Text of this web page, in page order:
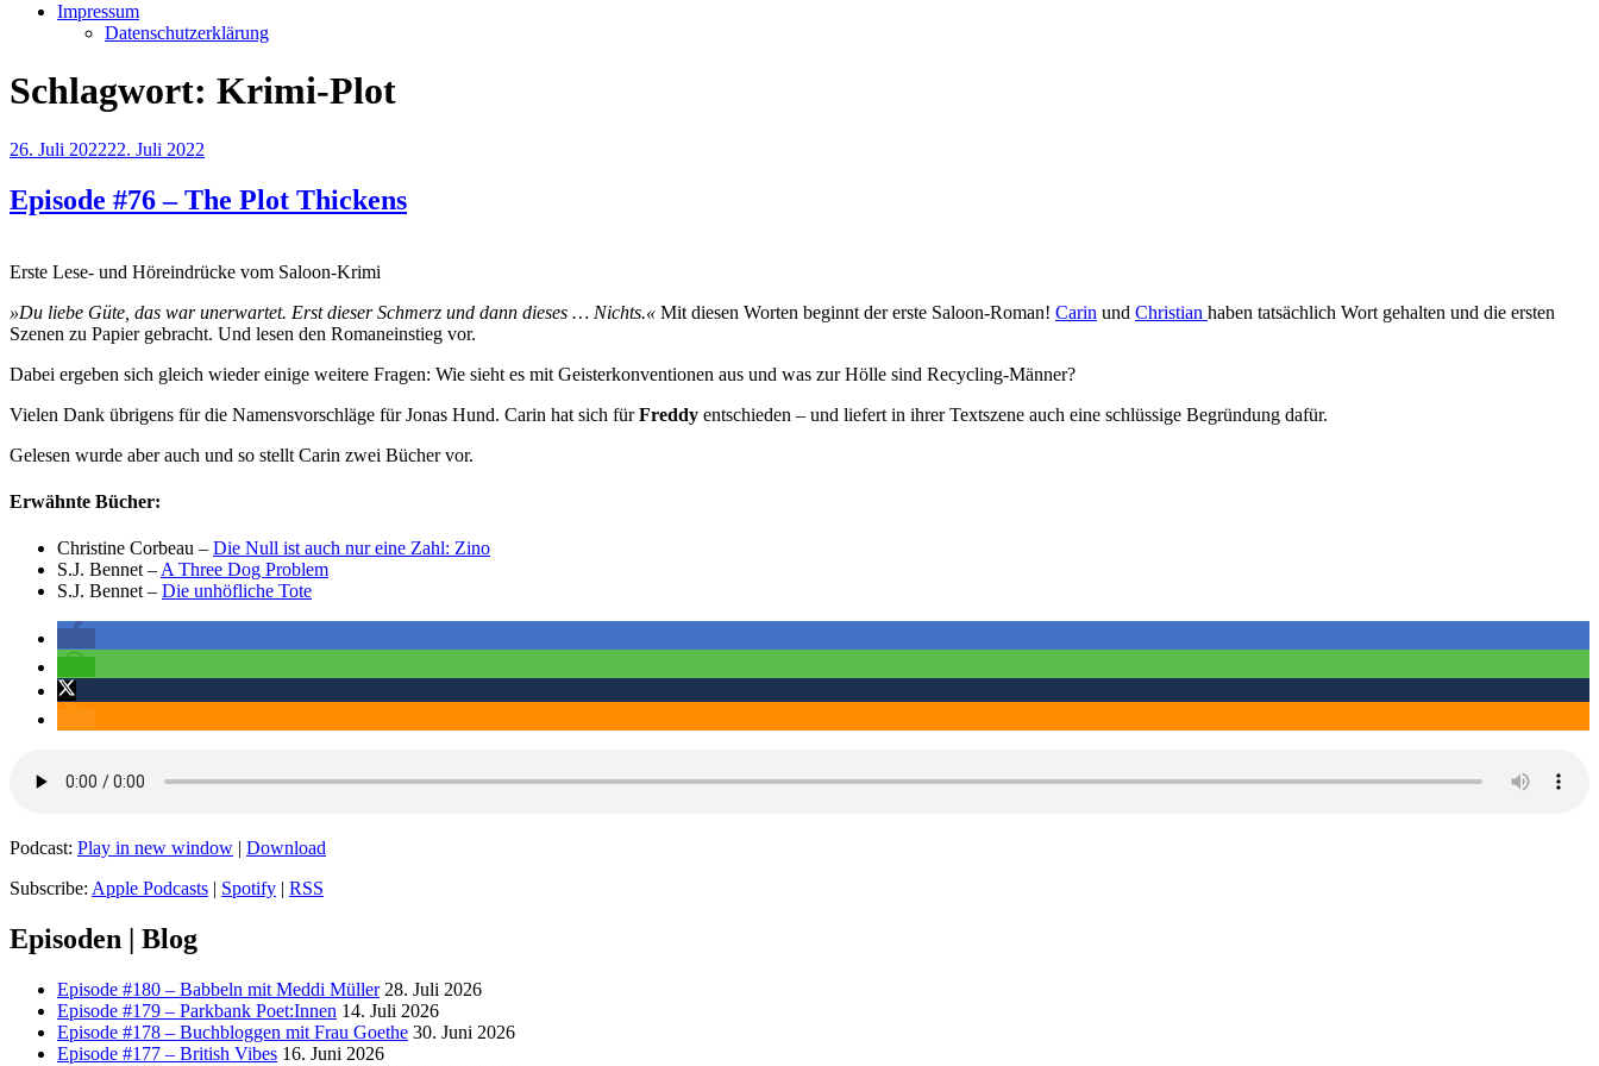
Impressum
Datenschutzerklärung
Schlagwort: Krimi-Plot
Veröffentlicht
26. Juli 202222. Juli 2022
Episode #76 – The Plot Thickens
Erste Lese- und Höreindrücke vom Saloon-Krimi
»Du liebe Güte, das war unerwartet. Erst dieser Schmerz und dann dieses … Nichts.« Mit diesen Worten beginnt der erste Saloon-Roman! Carin und Christian haben tatsächlich Wort gehalten und die ersten
Szenen zu Papier gebracht. Und lesen den Romaneinstieg vor.
Dabei ergeben sich gleich wieder einige weitere Fragen: Wie sieht es mit Geisterkonventionen aus und was zur Hölle sind Recycling-Männer?
Vielen Dank übrigens für die Namensvorschläge für Jonas Hund. Carin hat sich fürFreddy entschieden – und liefert in ihrer Textszene auch eine schlüssige Begründung dafür.
Gelesen wurde aber auch und so stellt Carin zwei Bücher vor.
Erwähnte Bücher:
Christine Corbeau – Die Null ist auch nur eine Zahl: Zino
S.J. Bennet – A Three Dog Problem
S.J. Bennet – Die unhöfliche Tote
Podcast: Play in new window | Download
Subscribe: Apple Podcasts | Spotify | RSS
Episoden | Blog
Episode #180 – Babbeln mit Meddi Müller 28. Juli 2026
Episode #179 – Parkbank Poet:Innen 14. Juli 2026
Episode #178 – Buchbloggen mit Frau Goethe 30. Juni 2026
Episode #177 – British Vibes 16. Juni 2026